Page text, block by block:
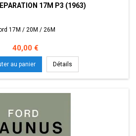
17M P3 (1963)
17M / 20M / 26M
Prix
40,00 €
au panier Détails